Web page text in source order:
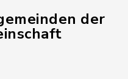
der